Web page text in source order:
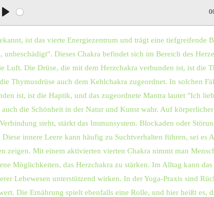
ist das vierte Energiezentrum und trägt eine tiefgreifende
unbeschädigt". Dieses Chakra befindet sich im Bereich des
Luft. Die Drüse, die mit dem Herzchakra verbunden ist, ist die
Thymusdrüse auch dem Kehlchakra zugeordnet. In solchen
ist, ist die Haptik, und das zugeordnete Mantra lautet "Ich
die Schönheit in der Natur und Kunst wahr. Auf
steht, stärkt das Immunsystem. Blockaden oder
innere Leere kann häufig zu Suchtverhalten führen, sei
zeigen. Mit einem aktivierten vierten Chakra nimmt man
Möglichkeiten, das Herzchakra zu stärken. Im Alltag kann
Lebewesen unterstützend wirken. In der Yoga-Praxis sind
Die Ernährung spielt ebenfalls eine Rolle, und hier heißt es,